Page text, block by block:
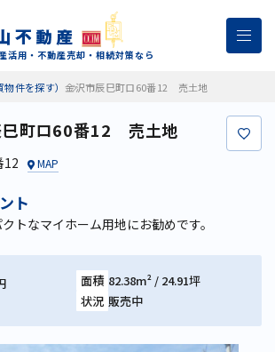
活用・不動産売却・相続対策なら
件を探す） 金沢市辰巳町ロ60番12 売土地
巳町ロ60番12 売土地
12 MAP
面積 82.38m² / 24.91坪
状況 販売中
ト
トなマイホーム用地にお勧めです。